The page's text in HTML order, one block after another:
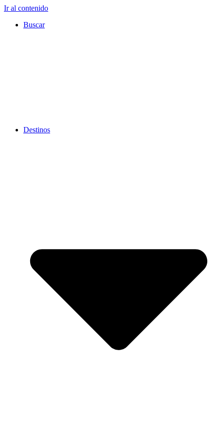
Ir al contenido
Buscar
Destinos